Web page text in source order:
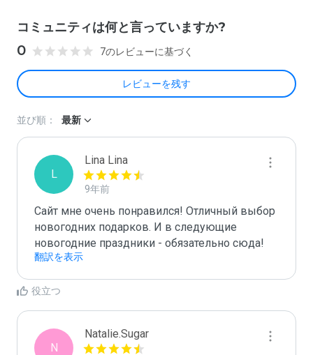
コミュニティは何と言っていますか?
0 7のレビューに基づく
レビューを残す
並び順： 最新
L
Lina Lina
9年前
Сайт мне очень понравился! Отличный выбор
новогодних подарков. И в следующие
новогодние праздники - обязательно сюда!
翻訳を表示
役立つ
N
Natalie.Sugar